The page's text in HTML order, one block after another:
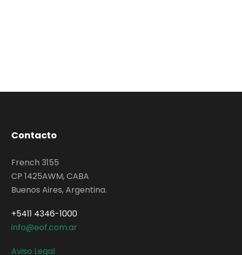
Contacto
French 3155
CP 1425AWM, CABA
Buenos Aires, Argentina.
+5411 4346-1000
info@eof.com.ar
Aviso Legal